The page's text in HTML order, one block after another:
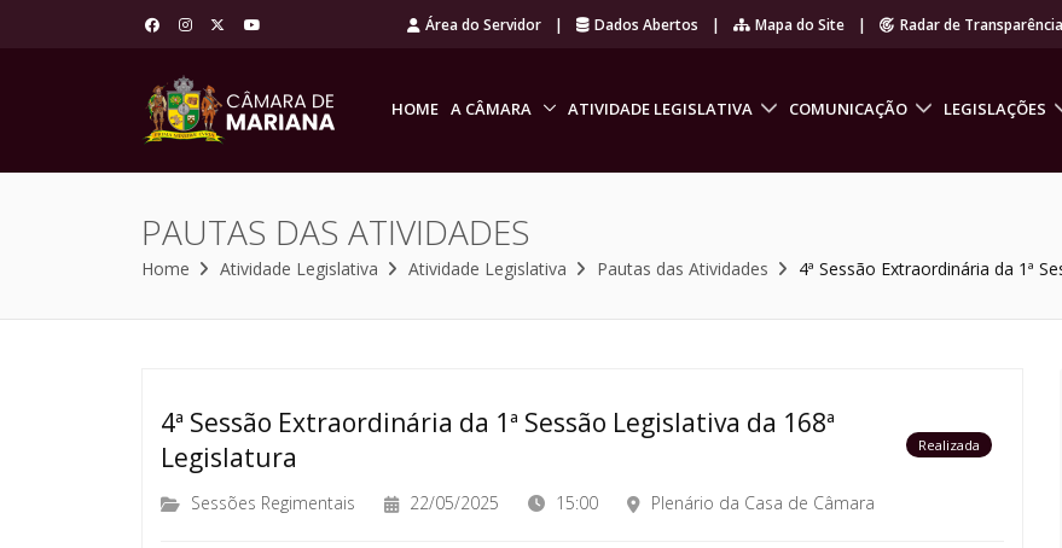
Área do Servidor | Dados Abertos | Mapa do Site | Radar de
HOME A CÂMARA ATIVIDADE LEGISLATIVA COMUNICAÇÃO LEGISLAÇÕES
PAUTAS DAS ATIVIDADES
Home Atividade Legislativa Atividade Legislativa Pautas das Atividades 4ª Sessão Extraordinária da 1ª
4ª Sessão Extraordinária da 1ª Sessão Legislativa da 168ª
Legislatura
Realizada
Sessões Regimentais 22/05/2025 15:00 Plenário da Casa de Câmara